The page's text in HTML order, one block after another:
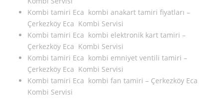
Kombi tamiri Eca kombi anakart tamiri fiyatları –
Çerkezköy Eca Kombi Servisi
Kombi tamiri Eca kombi elektronik kart tamiri –
Çerkezköy Eca Kombi Servisi
Kombi tamiri Eca kombi emniyet ventili tamiri –
Çerkezköy Eca Kombi Servisi
Kombi tamiri Eca kombi fan tamiri – Çerkezköy Eca
Kombi Servisi